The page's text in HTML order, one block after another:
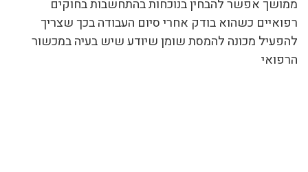
ממושך אפשר להבחין בנוכחות בהתחשבות בחוקים
רפואיים כשהוא בודק אחרי סיום העבודה בכך שצריך
להפעיל מכונה להמסת שומן שיודע שיש בעיה במכשור
הרפואי